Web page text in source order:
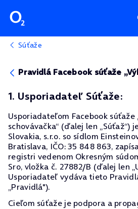
Súťaže
Pravidlá Facebook súťaže
1. Usporiadateľ Súťaže:
Usporiadateľom Facebook súťaže
schovávačka“ (ďalej len „Súťaž“)
Slovakia, s.r.o. so sídlom
Bratislava, IČO: 35 848 863,
registri vedenom Okresným
Sro, vložka č. 27882/B (ďalej len
Usporiadateľ vydáva tieto
„Pravidlá").
Cieľom súťaže je podpora a